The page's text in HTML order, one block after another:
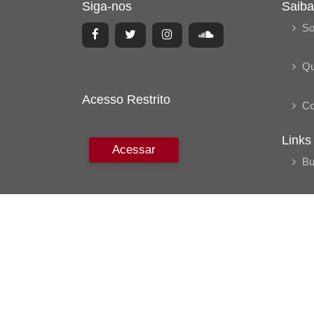
Siga-nos
Acesso Restrito
Acessar